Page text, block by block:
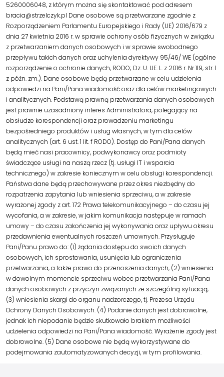
5260006048, z którym można się skontaktować pod adresem
bracia@strzelczyk.pl Dane osobowe są przetwarzane zgodnie z
Rozporządzeniem Parlamentu Europejskiego i Rady (UE) 2016/679 z
dnia 27 kwietnia 2016 r. w sprawie ochrony osób fizycznych w związku
z przetwarzaniem danych osobowych i w sprawie swobodnego
przepływu takich danych oraz uchylenia dyrektywy 95/46/ WE (ogólne
rozporządzenie o ochronie danych, RODO; Dz. U. UE. L. z 2016 r. Nr 119, str. 1
z późn. zm.). Dane osobowe będą przetwarzane w celu udzielenia
odpowiedzi na Pani/Pana wiadomość oraz dla celów marketingowych
i analitycznych. Podstawą prawną przetwarzania danych osobowych
jest prawnie uzasadniony interes Administratora, polegający na
obsłudze korespondencji oraz prowadzeniu marketingu
bezpośredniego produktów i usług własnych, w tym dla celów
analitycznych (art. 6 ust. 1 lit. f RODO). Dostęp do Pani/Pana danych
będą mieć nasi pracownicy, podwykonawcy oraz podmioty
świadczące usługi na naszą rzecz (tj. usługi IT i wsparcia
technicznego) w zakresie koniecznym w celu obsługi korespondencji.
Państwa dane będą przechowywane przez okres niezbędny do
rozpatrzenia zapytania lub wniesienia sprzeciwu, a w zakresie
wyrażonej zgody z art. 172 Prawa telekomunikacyjnego – do czasu jej
wycofania, a w zakresie, w jakim komunikacja następuje w ramach
umowy – do czasu zakończenia jej wykonywania oraz upływu okresu
przedawnienia ewentualnych roszczeń umownych. Przysługuje
Pani/Panu prawo do: (1) żądania dostępu do swoich danych
osobowych, ich sprostowania, usunięcia lub ograniczenia
przetwarzania, a także prawo do przenoszenia danych, (2) wniesienia
w dowolnym momencie sprzeciwu wobec przetwarzania Pani/Pana
danych osobowych z przyczyn związanych ze szczególną sytuacją,
(3) wniesienia skargi do organu nadzorczego, tj. Prezesa Urzędu
Ochrony Danych Osobowych. (4) Podanie danych jest dobrowolne,
jednak ich niepodanie będzie skutkowało brakiem możliwości
udzielenia odpowiedzi na Pani/Pana wiadomość. Wyrażenie zgody jest
dobrowolne. (5) Dane osobowe nie będą wykorzystywane do
podejmowania zautomatyzowanych decyzji, w tym profilowania.